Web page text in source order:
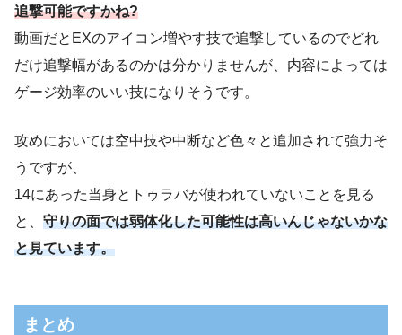
追撃可能ですかね?
動画だとEXのアイコン増やす技で追撃しているのでどれ
だけ追撃幅があるのかは分かりませんが、内容によっては
ゲージ効率のいい技になりそうです。
攻めにおいては空中技や中断など色々と追加されて強力そ
うですが、
14にあった当身とトゥラバが使われていないことを見る
と、 守りの面では弱体化した可能性は高いんじゃないかな
と見ています。
まとめ